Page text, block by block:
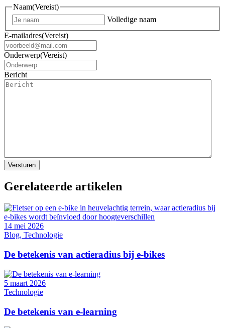
Naam(Vereist)
Volledige naam
E-mailadres(Vereist)
Onderwerp(Vereist)
Bericht
Gerelateerde artikelen
14 mei 2026
Blog, Technologie
De betekenis van actieradius bij e-bikes
5 maart 2026
Technologie
De betekenis van e-learning